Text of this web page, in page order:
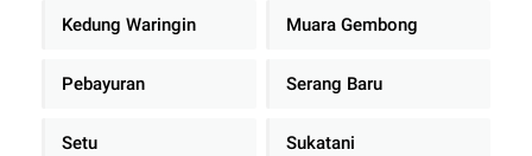
Kedung Waringin Muara Gembong
Pebayuran Serang Baru
Setu Sukatani